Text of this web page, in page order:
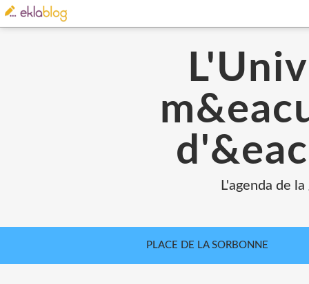
L'agenda de
PLACE DE LA SORBONNE